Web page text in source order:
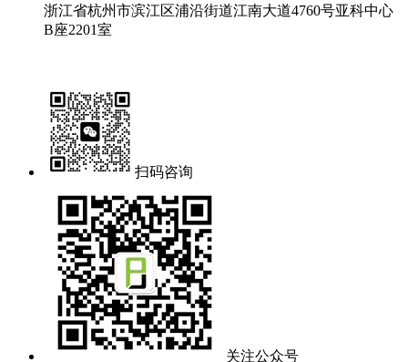
浙江省杭州市滨江区浦沿街道江南大道4760号亚科中心
B座2201室
扫码咨询
关注公众号